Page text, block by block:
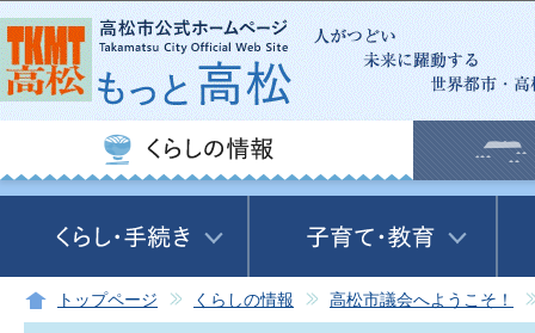
この
トップページ くらしの情報 高松市議会へようこそ！